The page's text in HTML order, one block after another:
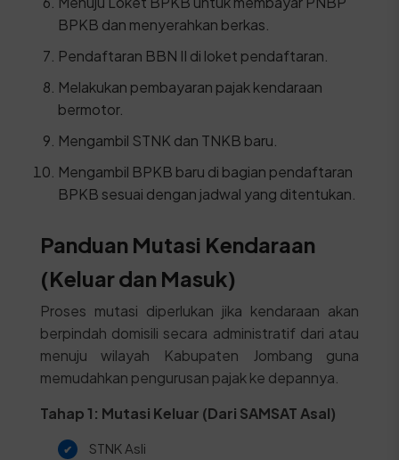
BPKB dan menyerahkan berkas.
Pendaftaran BBN II di loket pendaftaran.
Melakukan pembayaran pajak kendaraan
bermotor.
Mengambil STNK dan TNKB baru.
Mengambil BPKB baru di bagian pendaftaran
BPKB sesuai dengan jadwal yang ditentukan.
Panduan Mutasi Kendaraan
(Keluar dan Masuk)
Proses mutasi diperlukan jika kendaraan akan
berpindah domisili secara administratif dari atau
menuju wilayah Kabupaten Jombang guna
memudahkan pengurusan pajak ke depannya.
Tahap 1: Mutasi Keluar (Dari SAMSAT Asal)
STNK Asli